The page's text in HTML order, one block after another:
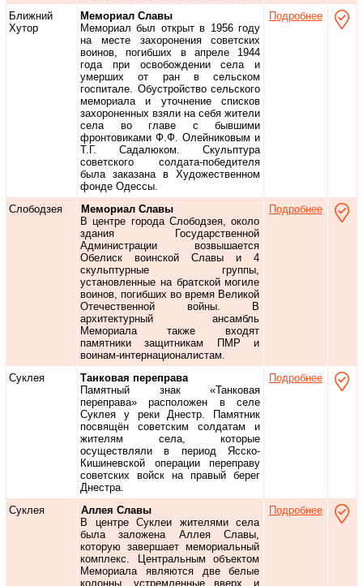
Ближний
Хутор
Мемориал Славы
Мемориал был открыт в 1956 году
на месте захоронения советских
воинов, погибших в апреле 1944
года при освобождении села и
умерших от ран в сельском
госпитале. Обустройство сельского
мемориала и уточнение списков
захороненных взяли на себя жители
села во главе с бывшими
фронтовиками Ф.Ф. Олейниковым и
Т.Г. Садалюком. Скульптура
советского солдата-победителя
была заказана в Художественном
фонде Одессы.
Подробнее
Слободзея
Мемориал Славы
В центре города Слободзея, около
здания Государственной
Администрации возвышается
Обелиск воинской Славы и 4
скульптурные группы,
установленные на братской могиле
воинов, погибших во время Великой
Отечественной войны. В
архитектурный ансамбль
Мемориала также входят
памятники защитникам ПМР и
воинам-интернационалистам.
Подробнее
Суклея
Танковая переправа
Памятный знак «Танковая
переправа» расположен в селе
Суклея у реки Днестр. Памятник
посвящён советским солдатам и
жителям села, которые
осуществляли в период Ясско-
Кишиневской операции переправу
советских войск на правый берег
Днестра.
Подробнее
Суклея
Аллея Славы
В центре Суклеи жителями села
была заложена Аллея Славы,
которую завершает мемориальный
комплекс. Центральным объектом
Мемориала являются две белые
колонны, устремленные вверх, и
Подробнее